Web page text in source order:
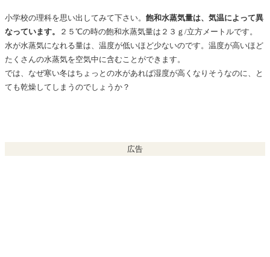
小学校の理科を思い出してみて下さい。 飽和水蒸気量は、気温によって異
なっています。
２５℃の時の飽和水蒸気量は２３ｇ/立方メートルです。
水が水蒸気になれる量は、温度が低いほど少ないのです。温度が高いほど
たくさんの水蒸気を空気中に含むことができます。
では、なぜ寒い冬はちょっとの水があれば湿度が高くなりそうなのに、と
ても乾燥してしまうのでしょうか？
広告